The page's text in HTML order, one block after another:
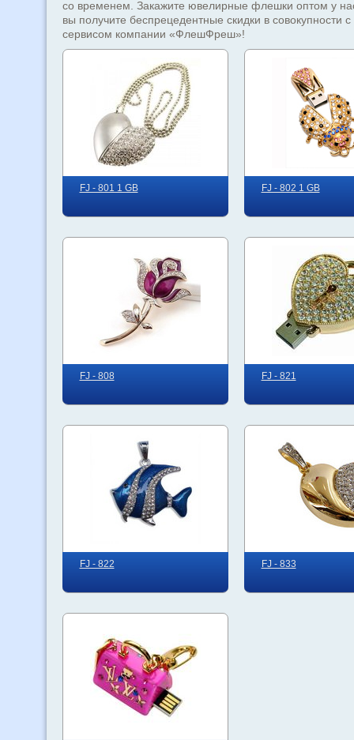
со временем. Закажите ювелирные флешки оптом у
вы получите беспрецедентные скидки в совокупности
сервисом компании «ФлешФреш»!
FJ - 801 1 GB FJ - 802 1 GB
FJ - 808 FJ - 821
FJ - 822 FJ - 833